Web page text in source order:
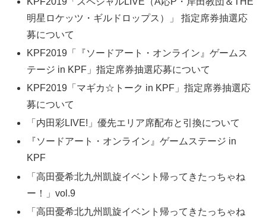
明星ロケッツ・ギルドロップス）」 指定席券抽選応
募について
KPF2019「『ソードアート・オンライン』ゲームス
テージ in KPF」指定席券抽選応募について
KPF2019「マギカ☆トーク in KPF」指定席券抽選応
募について
「内田彩LIVE!」優先エリア席配布と引換について
『ソードアート・オンライン』ゲームステージ in
KPF
「高田憂希北九州凱旋イベント帰ってきたっちゃね
ー！」vol.9
「高田憂希北九州凱旋イベント帰ってきたっちゃね